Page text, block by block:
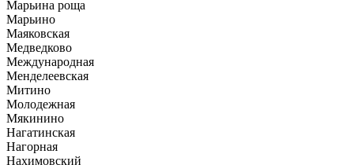
Марьина роща
Марьино
Маяковская
Медведково
Международная
Менделеевская
Митино
Молодежная
Мякинино
Нагатинская
Нагорная
Нахимовский